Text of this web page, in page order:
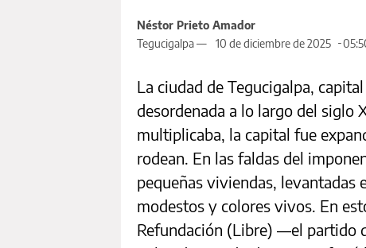
Néstor Prieto Amador
Tegucigalpa —
10 de diciembre de 2025
La ciudad de Tegucigalpa,
desordenada a lo largo del siglo
multiplicaba, la capital fue
rodean. En las faldas del
pequeñas viviendas, levantadas
modestos y colores vivos. En
Refundación (Libre) —el partido